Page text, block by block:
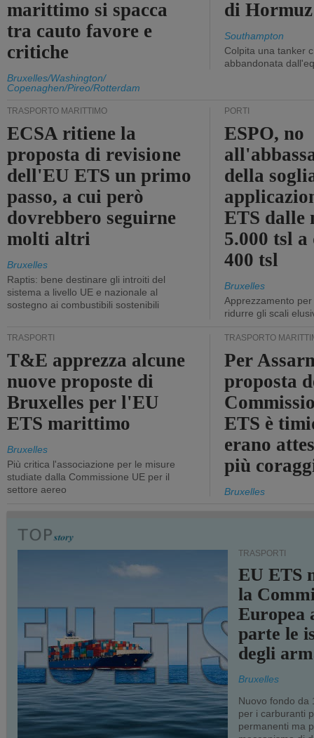
marittimo si spacca
tra cauto favore e
critiche
Bruxelles/Washington/
Copenaghen/Pireo/Rotterdam
di Hormuz
Southampton
Colpita una tanker
abbandonata
TRASPORTO MARITTIMO
ECSA ritiene la
proposta di revisione
dell'EU ETS un primo
passo, a cui però
dovrebbero seguirne
molti altri
Bruxelles
Raptis: bene destinare gli introiti del
sistema a livello UE e nazionale al
sostegno ai combustibili sostenibili
PORTI
ESPO, no
della
ETS dalle
5.000 tsl
400 tsl
Bruxelles
Apprezzamento
ridurre gli scali
TRASPORTI
T&E apprezza alcune
nuove proposte di
Bruxelles per l'EU
ETS marittimo
Bruxelles
Più critica l'associazione per le misure
studiate dalla Commissione UE per il
settore aereo
TRASPORTO
Per
proposta
ETS è
erano
più
Bruxelles
TRASPORTI
EU ETS
la
Europea
parte le
degli
Bruxelles
Nuovo fondo da
per i carburanti
permanenti ma